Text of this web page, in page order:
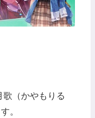
（かやもりる
。